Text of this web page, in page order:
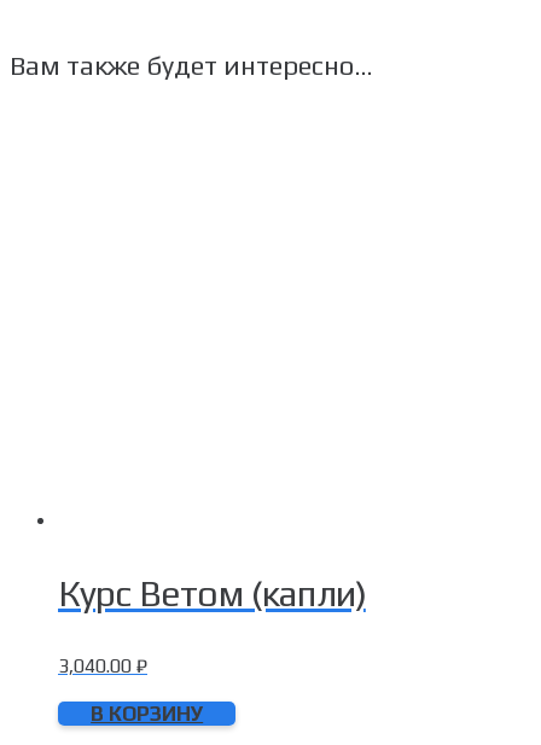
Вам также будет интересно…
Курс Ветом (капли)
3,040.00 ₽
В КОРЗИНУ